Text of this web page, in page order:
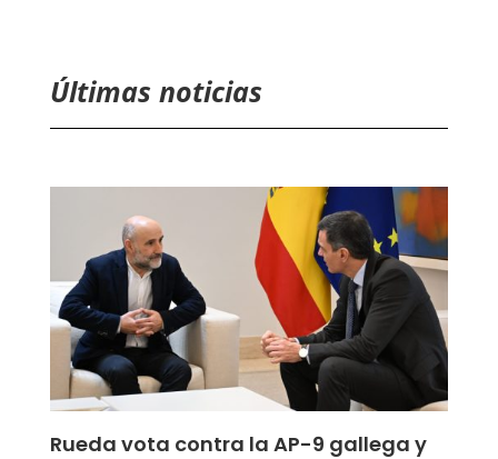
Últimas noticias
Rueda vota contra la AP-9 gallega y